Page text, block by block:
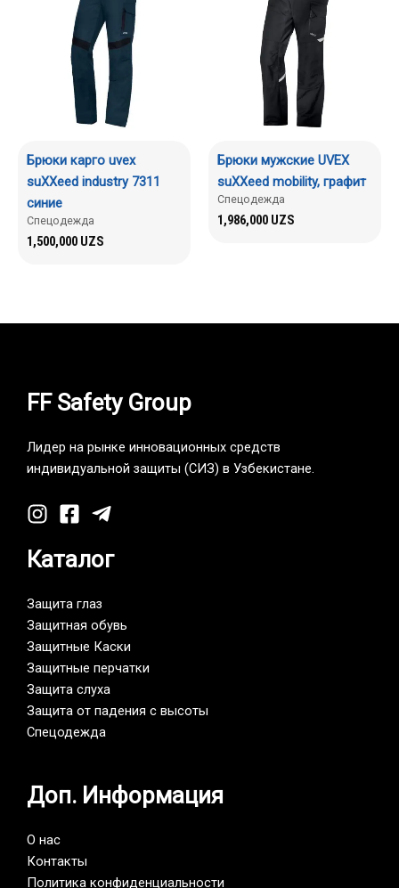
Брюки карго uvex
suXXeed industry 7311
синие
Спецодежда
1,500,000 UZS
Брюки мужские UVEX
suXXeed mobility, графит
Спецодежда
1,986,000 UZS
FF Safety Group
Лидер на рынке инновационных средств
индивидуальной защиты (СИЗ) в Узбекистане.
Каталог
Защита глаз
Защитная обувь
Защитные Каски
Защитные перчатки
Защита слуха
Защита от падения с высоты
Спецодежда
Доп. Информация
О нас
Контакты
Политика конфиденциальности